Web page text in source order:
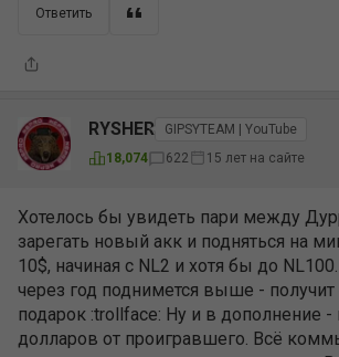
Ответить
RYSHER
GIPSYTEAM | YouTube
18,074
622 15 лет на сайте
Хотелось бы увидеть пари между
зарегать новый акк и подняться на
10$, начиная с NL2 и хотя бы до
через год поднимется выше -
подарок :trollface: Ну и в дополнение
долларов от проигравшего. Всё